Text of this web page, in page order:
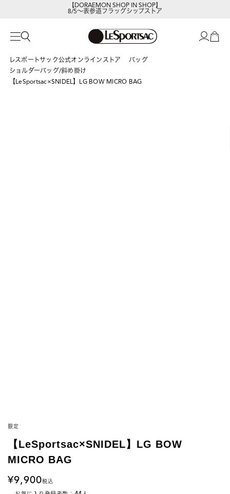
8/5～表参道フラッグシップストア
レスポートサック公式オンラインストア
バッグ
ショルダーバッグ/斜め掛け
【LeSportsac×SNIDEL】LG BOW MICRO BAG
限定
【LeSportsac×SNIDEL】LG BOW
MICRO BAG
9,900税込